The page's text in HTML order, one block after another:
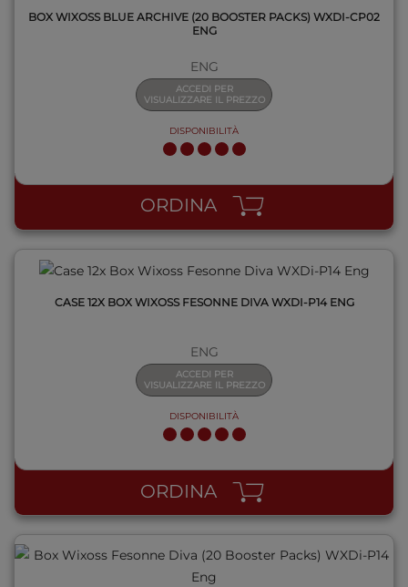
BOX WIXOSS BLUE ARCHIVE (20 BOOSTER PACKS) WXDI-CP02
ENG
ENG
ACCEDI PER
VISUALIZZARE IL PREZZO
DISPONIBILITÀ
ORDINA
QUICK VIEW
CASE 12X BOX WIXOSS FESONNE DIVA WXDI-P14 ENG
ENG
ACCEDI PER
VISUALIZZARE IL PREZZO
DISPONIBILITÀ
ORDINA
QUICK VIEW